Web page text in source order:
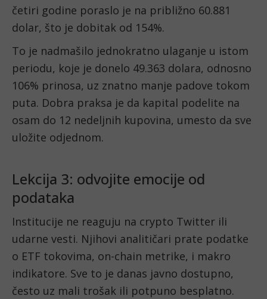
četiri godine poraslo je na približno 60.881
dolar, što je dobitak od 154%.
To je nadmašilo jednokratno ulaganje u istom
periodu, koje je donelo 49.363 dolara, odnosno
106% prinosa, uz znatno manje padove tokom
puta. Dobra praksa je da kapital podelite na
osam do 12 nedeljnih kupovina, umesto da sve
uložite odjednom.
Lekcija 3: odvojite emocije od
podataka
Institucije ne reaguju na crypto Twitter ili
udarne vesti. Njihovi analitičari prate podatke
o ETF tokovima, on-chain metrike, i makro
indikatore. Sve to je danas javno dostupno,
često uz mali trošak ili potpuno besplatno.